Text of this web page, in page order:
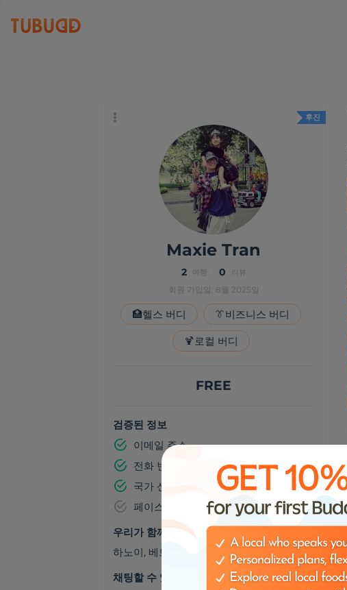
후진
Maxie Tran
2 여행 0 리뷰
회원 가입일: 8월 2025일
🏥헬스 버디 👔비즈니스 버디
🍹로컬 버디
FREE
검증된 정보
이메일 주소
전화 번호
국가 신분증 번호
페이스북
우리가 함께 갈 수 있는 곳들
하노이, 베트남
채팅할 수 있어요